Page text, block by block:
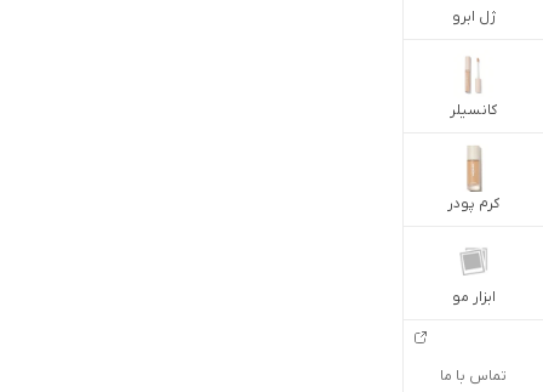
ژل ابرو
کانسیلر
کرم پودر
ابزار مو
تماس با ما